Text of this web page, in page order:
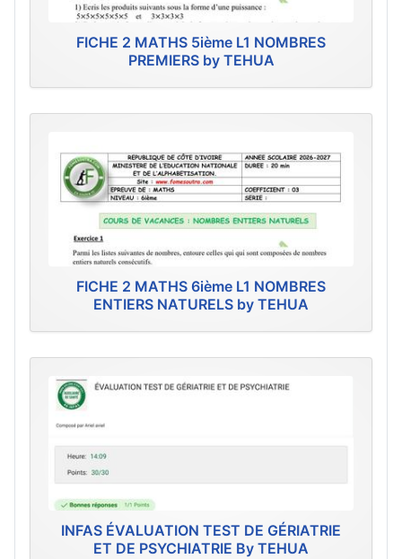
FICHE 2 MATHS 5ième L1 NOMBRES
PREMIERS by TEHUA
FICHE 2 MATHS 6ième L1 NOMBRES
ENTIERS NATURELS by TEHUA
INFAS ÉVALUATION TEST DE GÉRIATRIE
ET DE PSYCHIATRIE By TEHUA